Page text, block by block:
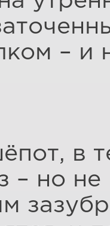
– и
в
– но